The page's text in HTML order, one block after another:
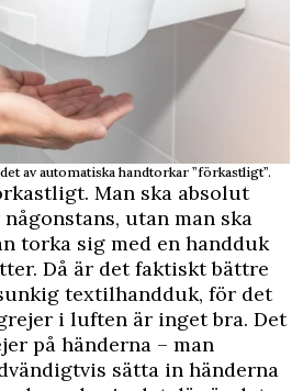
av automatiska handtorkar ”förkastligt”.
Man ska absolut
utan man ska
torka sig med en handduk
Då är det faktiskt bättre
textilhandduk, för det
i luften är inget bra. Det
på händerna – man
sätta in händerna